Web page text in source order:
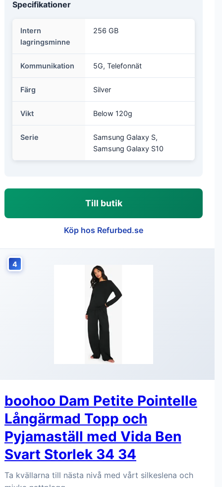
Specifikationer
Intern
lagringsminne
256 GB
Kommunikation 5G, Telefonnät
Färg Silver
Vikt Below 120g
Serie
Samsung Galaxy S,
Samsung Galaxy S10
Till butik
Köp hos Refurbed.se
4
boohoo Dam Petite Pointelle
Långärmad Topp och
Pyjamaställ med Vida Ben
Svart Storlek 34 34
Ta kvällarna till nästa nivå med vårt silkeslena och